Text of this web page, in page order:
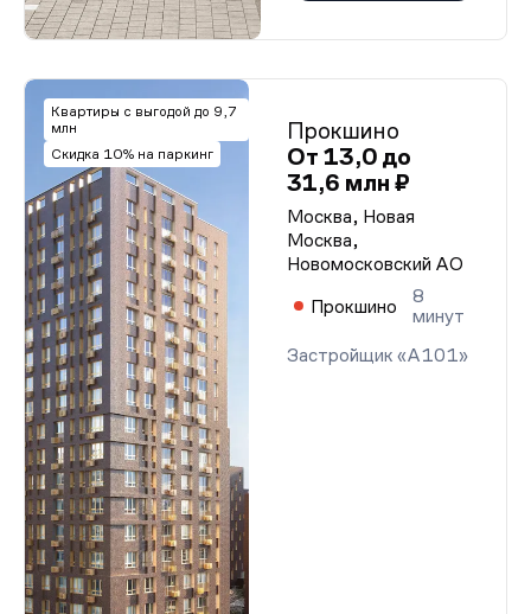
Квартиры с выгодой до 9,7
млн
Скидка 10% на паркинг
Прокшино
От 13,0 до
31,6 млн ₽
Москва, Новая
Москва,
Новомосковский АО
Прокшино
8
минут
Застройщик «А101»